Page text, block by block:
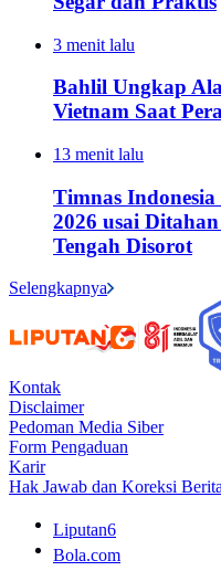
3 menit lalu
Bahlil Ungkap
Vietnam Saat
13 menit lalu
Timnas
2026 usai
Tengah Disorot
Selengkapnya
Kontak
Disclaimer
Pedoman Media Siber
Form Pengaduan
Karir
Hak Jawab dan Koreksi Berita
Liputan6
Bola.com